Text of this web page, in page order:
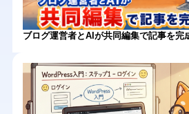
ブログ運営者とAIが共同編集で記事を完